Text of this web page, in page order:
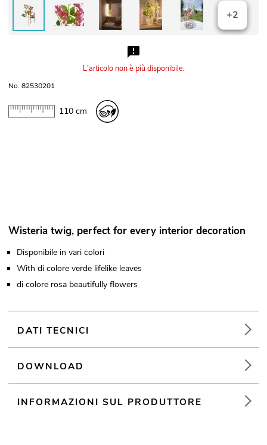
+2
L'articolo non è più disponibile.
No. 82530201
110 cm
Wisteria twig, perfect for every interior decoration
Disponibile in vari colori
With di colore verde lifelike leaves
di colore rosa beautifully flowers
DATI TECNICI
DOWNLOAD
INFORMAZIONI SUL PRODUTTORE